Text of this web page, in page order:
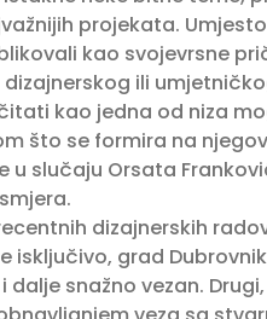
projekata.
kao svojevrsne
ili
kao jedna od niza
što se formira na
u slučaju Orsata
dizajnerskih
isključivo, grad
dalje snažno vezan.